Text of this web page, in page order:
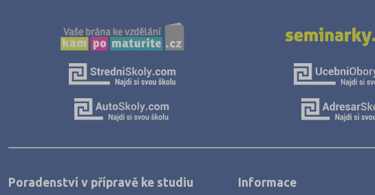
Poradenství v přípravě ke studiu Informace